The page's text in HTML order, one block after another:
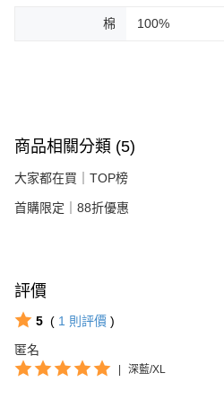
棉 100%
商品相關分類 (5)
大家都在買｜TOP榜
首購限定｜88折優惠
評價
5 ( 1 則評價 )
匿名
深藍/XL